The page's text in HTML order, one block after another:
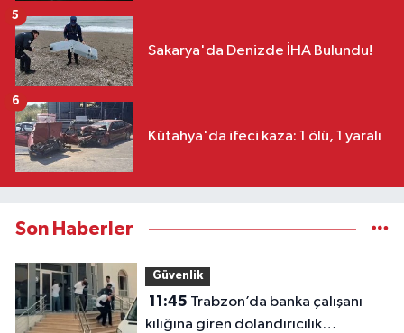
Sakarya'da Denizde İHA Bulundu!
5
Kütahya'da ifeci kaza: 1 ölü, 1 yaralı
6
Son Haberler
Güvenlik
11:45
kılığına giren dolandırıcılık